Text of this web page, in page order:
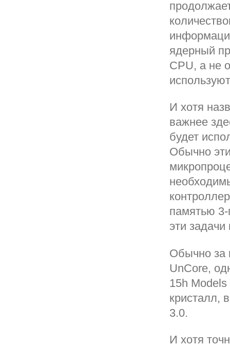
ядерный
CPU, а не
И хотя
важнее
будет
Обычно
памятью
эти
Обычно за
UnCore,
15h
кристалл,
3.0.
И хотя